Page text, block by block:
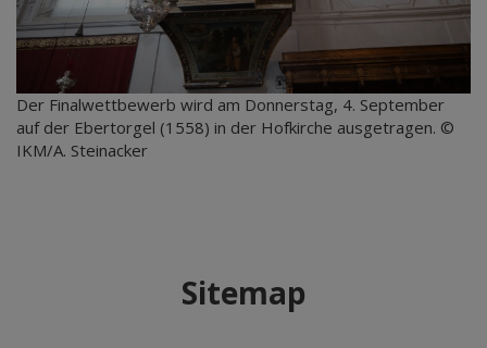
Der Finalwettbewerb wird am Donnerstag, 4. September
auf der Ebertorgel (1558) in der Hofkirche ausgetragen. ©
IKM/A. Steinacker
Sitemap